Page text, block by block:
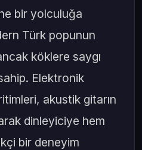
bir yolculuğa
Türk popunun
köklere saygı
Elektronik
akustik gitarın
dinleyiciye hem
bir deneyim